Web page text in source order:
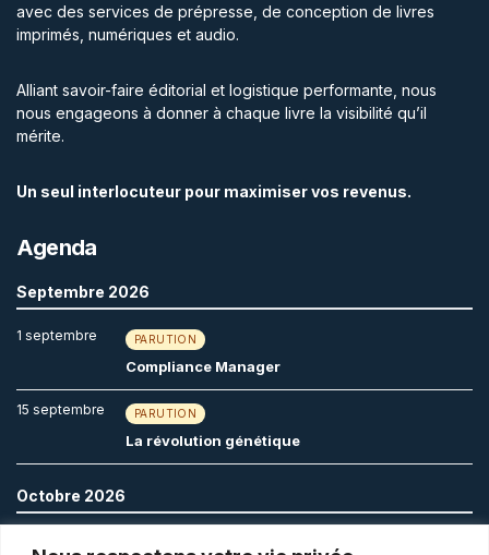
avec des services de prépresse, de conception de livres
imprimés, numériques et audio.
Alliant savoir-faire éditorial et logistique performante, nous
nous engageons à donner à chaque livre la visibilité qu’il
mérite.
Un seul interlocuteur pour maximiser vos revenus.
Agenda
Septembre 2026
1 septembre PARUTION
Compliance Manager
15 septembre PARUTION
La révolution génétique
Octobre 2026